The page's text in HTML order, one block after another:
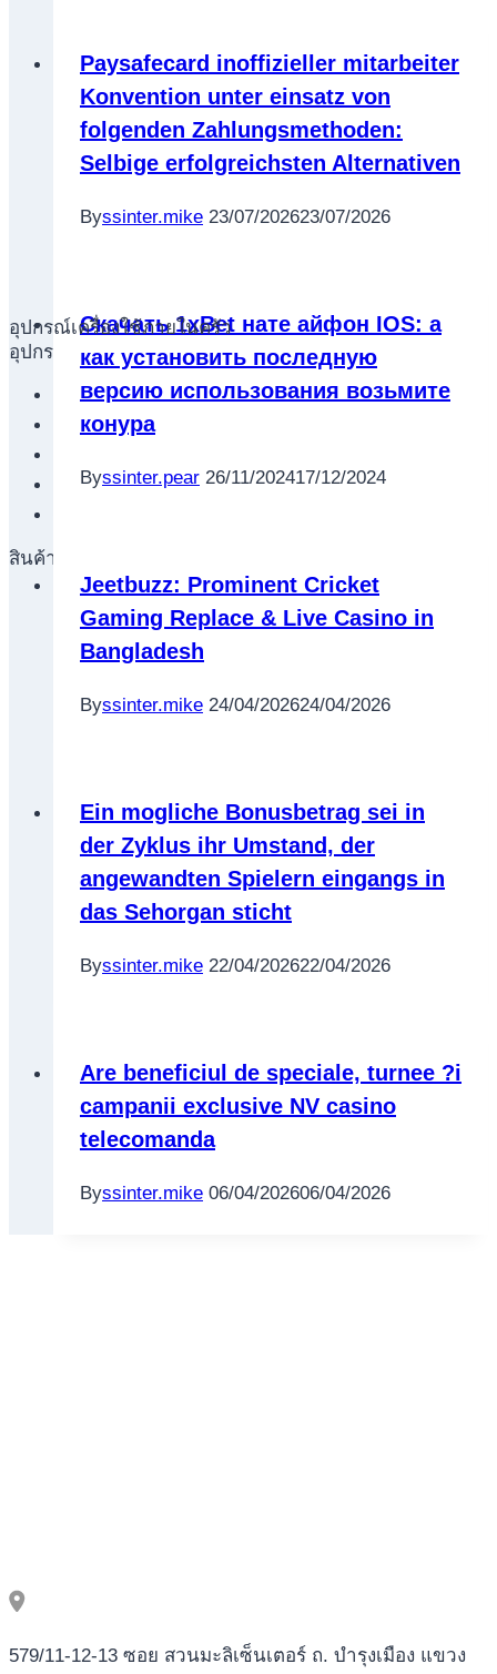
อุปกรณ์เครื่องใช้ภายในครัว
อุปกรณ์เครื่องใช้ภายในครัว
เตาอบไฟฟ้า
หม้อทอดไร้น้ำมัน
เครื่องกดน้ำร้อน
สินค้าตามแบรนด์
Paysafecard inoffizieller mitarbeiter
Konvention unter einsatz von
folgenden Zahlungsmethoden:
Selbige erfolgreichsten Alternativen
Byssinter.mike 23/07/202623/07/2026
Скачать 1xBet нате айфон IOS: а
как установить последную
версию использования возьмите
конура
Byssinter.pear 26/11/202417/12/2024
Jeetbuzz: Prominent Cricket
Gaming Replace & Live Casino in
Bangladesh
Byssinter.mike 24/04/202624/04/2026
Ein mogliche Bonusbetrag sei in
der Zyklus ihr Umstand, der
angewandten Spielern eingangs in
das Sehorgan sticht
Byssinter.mike 22/04/202622/04/2026
Are beneficiul de speciale, turnee ?i
campanii exclusive NV casino
telecomanda
Byssinter.mike 06/04/202606/04/2026
579/11-12-13 ซอย สวนมะลิเซ็นเตอร์ ถ. บำรุงเมือง แขวง